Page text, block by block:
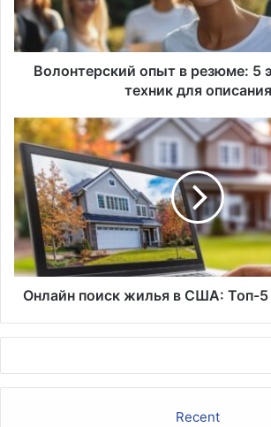
техник
для
описания
Волонтерский опыт в резюме: 5
техник для описания
Онлайн
поиск
жилья
в
США:
Топ-5
инструментов
Онлайн поиск жилья в США: Топ-5
Recent